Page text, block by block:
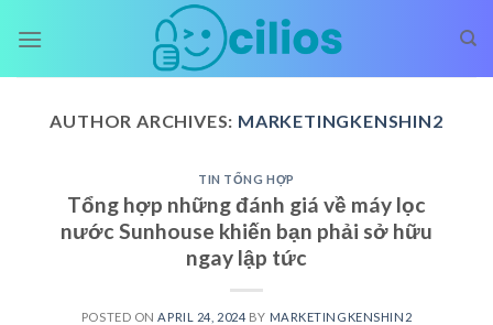
AUTHOR ARCHIVES: MARKETINGKENSHIN2
TIN TỔNG HỢP
Tổng hợp những đánh giá về máy lọc
nước Sunhouse khiến bạn phải sở hữu
ngay lập tức
POSTED ON APRIL 24, 2024 BY MARKETINGKENSHIN2